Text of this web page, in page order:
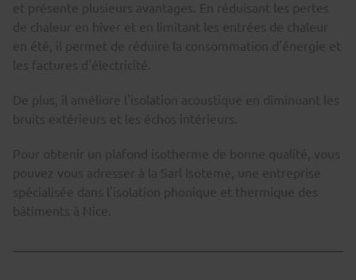
et présente plusieurs avantages. En réduisant les pertes
de chaleur en hiver et en limitant les entrées de chaleur
en été, il permet de réduire la consommation d'énergie et
les factures d'électricité.
De plus, il améliore l'isolation acoustique en diminuant les
bruits extérieurs et les échos intérieurs.
Pour obtenir un plafond isotherme de bonne qualité, vous
pouvez vous adresser à la Sarl Isoteme, une entreprise
spécialisée dans l'isolation phonique et thermique des
bâtiments à Nice.